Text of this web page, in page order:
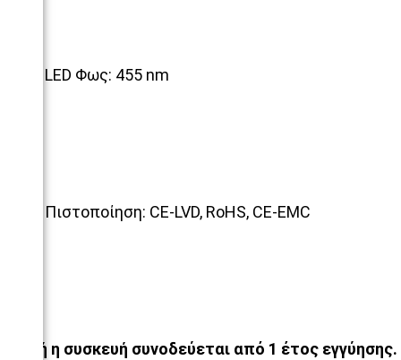
LED Φως: 455 nm
Πιστοποίηση: CE-LVD, RoHS, CE-EMC
Αυτή η συσκευή συνοδεύεται από 1 έτος εγγύησης.